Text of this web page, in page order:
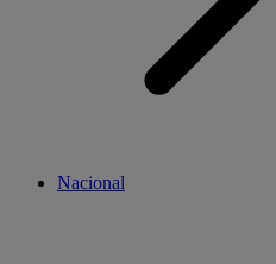
Nacional